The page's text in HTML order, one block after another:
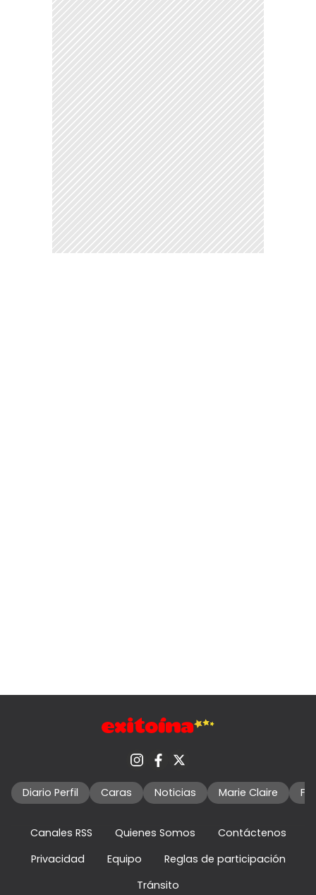
Diario Perfil Caras Noticias Marie Claire
Canales RSS Quienes Somos
Contáctenos
Privacidad
Equipo
Reglas de participación
Tránsito